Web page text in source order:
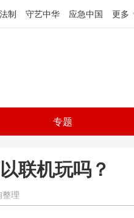
法制 守艺中华 应急中国 更多
专题
联机玩吗？
理